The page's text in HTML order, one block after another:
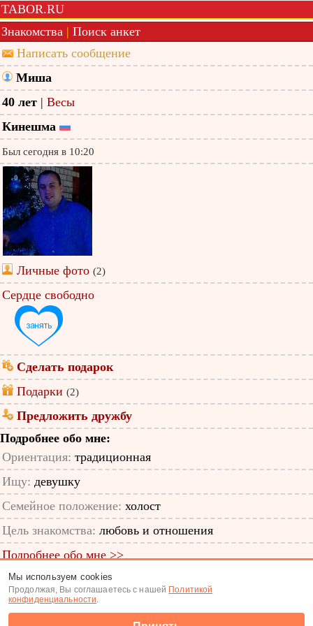
TABOR.RU
Знакомства | Поиск анкет
Написать сообщение
Миша
40 лет | Весы
Кинешма
Был сегодня в 10:20
Личные фото (2)
Сердце свободно
Сделать подарок
Подарки (2)
Предложить дружбу
Подробнее обо мне:
Ориентация: традиционная
Ищу: девушку
Семейное положение: холост
Цель знакомства: любовь и отношения
Подробнее обо мне >>
ID анкеты: 12821661
Знакомства|Поиск анкет
Мы используем cookies
Продолжая, Вы соглашаетесь с нашей Политикой
конфиденциальности.